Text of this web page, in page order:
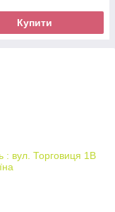
Купити
: вул. Торговиця 1В